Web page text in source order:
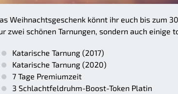
Weihnachtsgeschenk könnt ihr euch bis zum
zwei schönen Tarnungen, sondern auch einige
Katarische Tarnung (2017)
Katarische Tarnung (2020)
7 Tage Premiumzeit
3 Schlachtfeldruhm-Boost-Token Platin